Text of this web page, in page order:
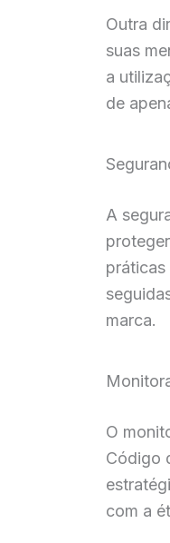
Outra
suas
a
de
A
práticas
marca.
O
Código
com a